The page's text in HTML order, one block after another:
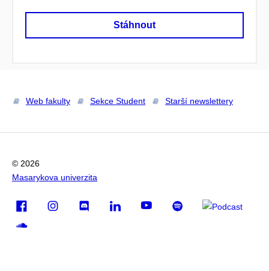
Stáhnout
Web fakulty Sekce Student Starší newslettery
© 2026
Masarykova univerzita